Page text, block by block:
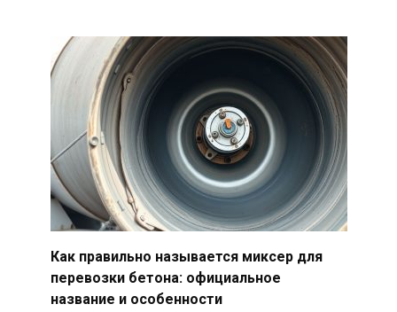
Как правильно называется миксер для
перевозки бетона: официальное
название и особенности